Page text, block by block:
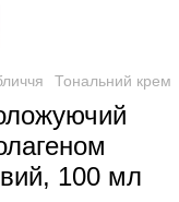
Тональний крем
100 мл